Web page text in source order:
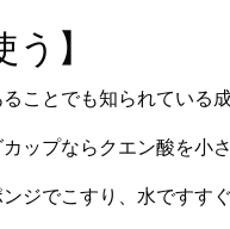
】
ことでも知られている
ップならクエン酸を小
ジでこすり、水ですすぐ